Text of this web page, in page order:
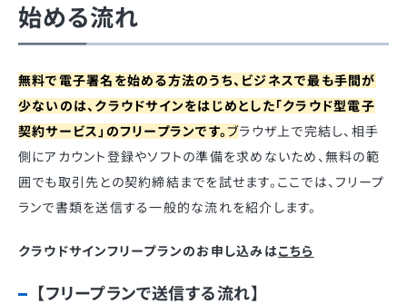
始める流れ
無料で電子署名を始める方法のうち、ビジネスで最も手間が
少ないのは、クラウドサインをはじめとした「クラウド型電子
契約サービス」のフリープランです。ブラウザ上で完結し、相手
側にアカウント登録やソフトの準備を求めないため、無料の範
囲でも取引先との契約締結までを試せます。ここでは、フリープ
ランで書類を送信する一般的な流れを紹介します。
クラウドサインフリープランのお申し込みはこちら
【フリープランで送信する流れ】